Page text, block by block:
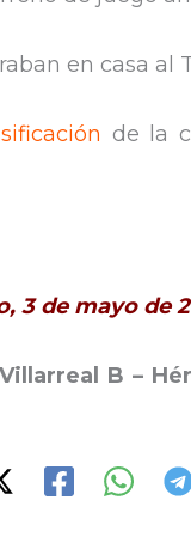
en casa al
de la
3 de mayo de
Villarreal B –